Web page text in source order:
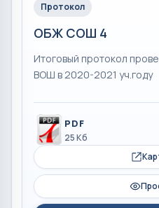
Протокол
ОБЖ СОШ 4
Итоговый протокол
ВОШ в 2020-2021 уч.году
PDF
25 Кб